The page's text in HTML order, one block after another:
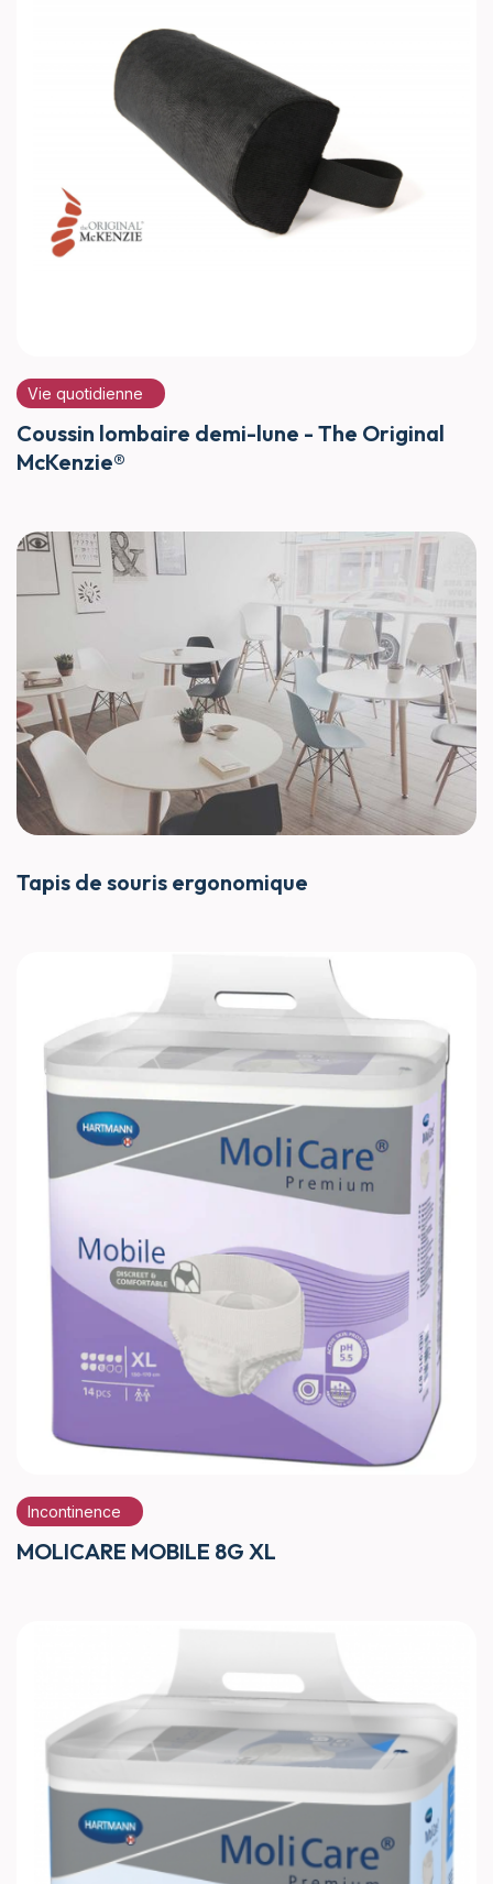
Vie quotidienne
Coussin lombaire demi-lune - The Original
McKenzie®
Tapis de souris ergonomique
Incontinence
MOLICARE MOBILE 8G XL